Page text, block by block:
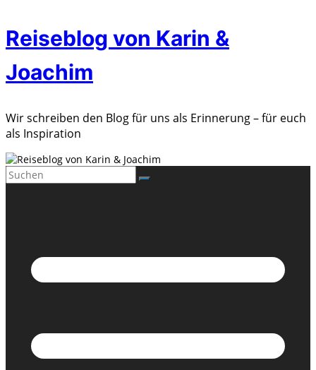
Zum
Inhalt
springen
Reiseblog von Karin &
Joachim
Wir schreiben den Blog für uns als Erinnerung – für euch
als Inspiration